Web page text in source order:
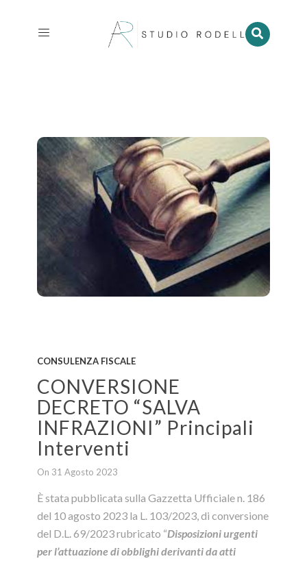
CONSULENZA FISCALE
CONVERSIONE
DECRETO “SALVA
INFRAZIONI” Principali
Interventi
On 31 Agosto 2023
È stata pubblicata sulla Gazzetta Ufficiale n. 186
del 10 agosto 2023 la L. 103/2023, di conversione
del D.L. 69/2023 rubricato “Disposizioni urgenti
per l’attuazione di obblighi derivanti da atti